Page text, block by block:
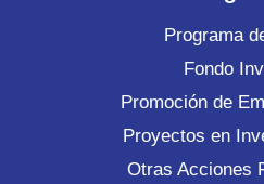
Programa
Fondo
Promoción de
Proyectos en
Otras Acciones